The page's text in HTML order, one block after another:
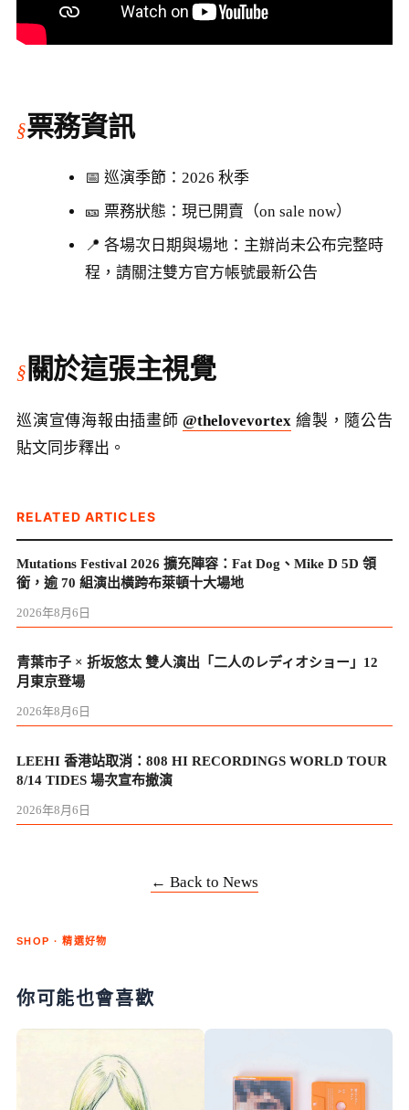
票務資訊
📅 巡演季節：2026 秋季
🎫 票務狀態：現已開賣（on sale now）
📍 各場次日期與場地：主辦尚未公布完整時
程，請關注雙方官方帳號最新公告
關於這張主視覺
巡演宣傳海報由插畫師 @thelovevortex 繪製，隨公告
貼文同步釋出。
RELATED ARTICLES
Mutations Festival 2026 擴充陣容：Fat Dog、Mike D 5D 領
銜，逾 70 組演出橫跨布萊頓十大場地
2026年8月6日
青葉市子 × 折坂悠太 雙人演出「二人のレディオショー」12
月東京登場
2026年8月6日
LEEHI 香港站取消：808 HI RECORDINGS WORLD TOUR
8/14 TIDES 場次宣布撤演
2026年8月6日
← Back to News
SHOP · 精選好物
你可能也會喜歡